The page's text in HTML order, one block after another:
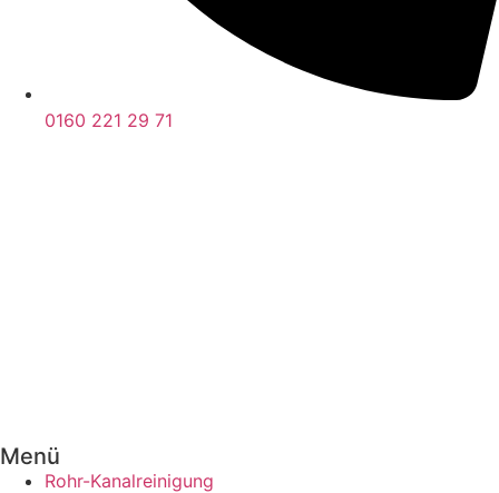
0160 221 29 71
Menü
Rohr-Kanalreinigung